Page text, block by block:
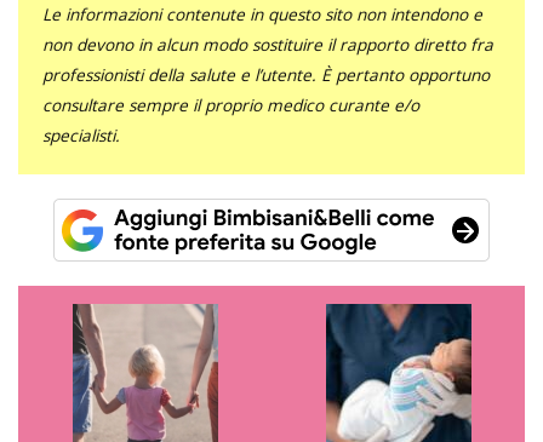
Le informazioni contenute in questo sito non intendono e
non devono in alcun modo sostituire il rapporto diretto fra
professionisti della salute e l’utente. È pertanto opportuno
consultare sempre il proprio medico curante e/o
specialisti.